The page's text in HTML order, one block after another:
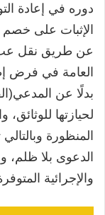
دوره في إعادة
الإثبات على خصم
عن طريق نقل عبء
العامة في فرض
بدلًا عن
لحيازتها
المنظورة
الدعوى بلا ظلم،
والإجرائية